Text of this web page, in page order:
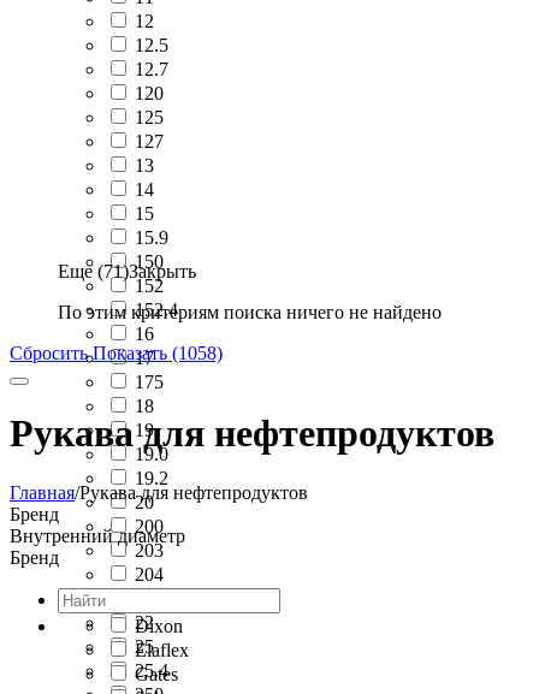
12
12.5
12.7
120
125
127
13
14
15
15.9
150
152
152.4
16
17
175
18
19
19.0
19.2
20
200
203
204
22
25
25.4
Еще (71)Закрыть
По этим критериям поиска ничего не найдено
Сбросить Показать (1058)
Рукава для нефтепродуктов
Главная/Рукава для нефтепродуктов
Бренд
Внутренний диаметр
Бренд
Dixon
Elaflex
Gates